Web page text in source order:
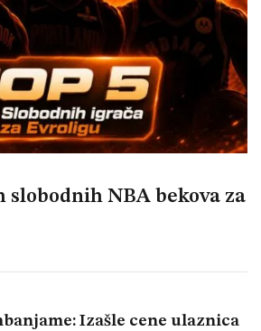
slobodnih NBA bekova za
Izašle cene ulaznica